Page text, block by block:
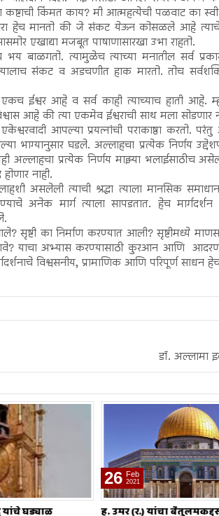
किंमत काय? मी आत्महत्येची पळवाट का
हेच मानतो की जे संकट येऊन कोसळले आहे
एखाद्या मजबूत पाषाणासारखा उभा राहतो.
बाळगतो. त्यामुळेच त्याच्या मनातील सर्व
संकट व अडचणीत हाक मारतो. तोच
ईश्वर आहे व सर्व काही त्याच्याच हाती आहे.
आहे की त्या एकमेव ईश्वराची साथ मला सोडणार
एकेश्वरवादी आपल्या प्रयत्नांची पराकाष्ठा
भाग्यानुसार घडले. अल्लाहचा प्रत्येक निर्णय
प्रत्येक निर्णय माझ्या भलाईसाठीच
नाही.
असलेली त्याची श्रद्धा त्याला मानसिक
अनेक मार्ग त्याला सापडतात. हेच
सृष्टी का निर्माण करण्यात आली? सृष्टीमध्ये
याचा अभ्यास करण्यासाठी कुरआन आणि
विश्वसनीय, प्रामाणिक आणि परिपूर्ण साधन
डॉ. अल्लामा
ह. उमर (र.) यांचा बैतुलमकद्दसचा करार